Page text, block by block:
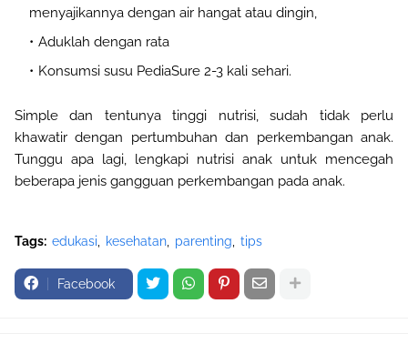
menyajikannya dengan air hangat atau dingin,
Aduklah dengan rata
Konsumsi susu PediaSure 2-3 kali sehari.
Simple dan tentunya tinggi nutrisi, sudah tidak perlu
khawatir dengan pertumbuhan dan perkembangan anak.
Tunggu apa lagi, lengkapi nutrisi anak untuk mencegah
beberapa jenis gangguan perkembangan pada anak.
Tags: edukasi kesehatan parenting tips
Facebook